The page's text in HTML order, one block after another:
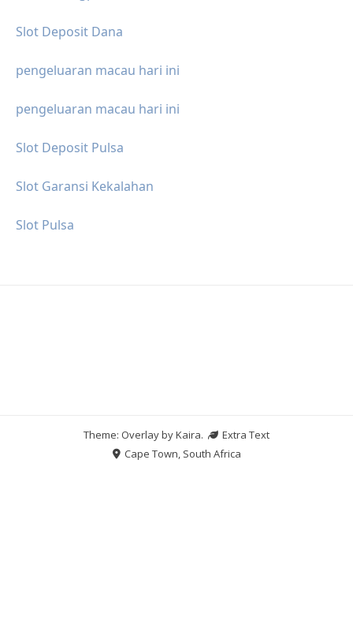
Slot Deposit Dana
pengeluaran macau hari ini
pengeluaran macau hari ini
Slot Deposit Pulsa
Slot Garansi Kekalahan
Slot Pulsa
Theme: Overlay byKaira.
Extra Text
Cape Town, South Africa